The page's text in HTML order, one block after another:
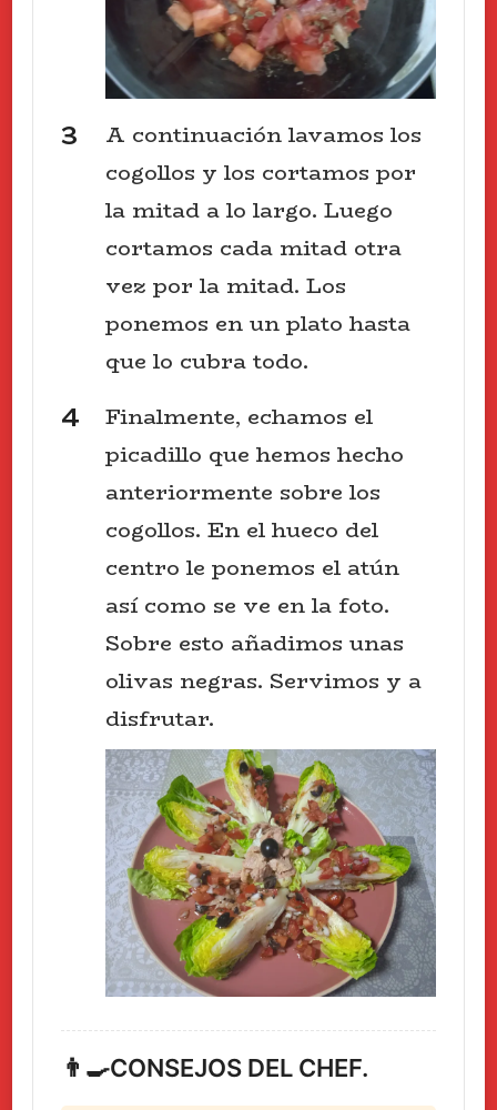
A continuación lavamos los
cogollos y los cortamos por
la mitad a lo largo. Luego
cortamos cada mitad otra
vez por la mitad. Los
ponemos en un plato hasta
que lo cubra todo.
Finalmente, echamos el
picadillo que hemos hecho
anteriormente sobre los
cogollos. En el hueco del
centro le ponemos el atún
así como se ve en la foto.
Sobre esto añadimos unas
olivas negras. Servimos y a
disfrutar.
👨‍🍳CONSEJOS DEL CHEF.